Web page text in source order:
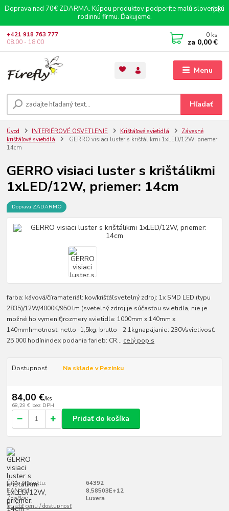
Doprava nad 70€ ZDARMA. Kúpou produktov podporíte malú slovenskú
rodinnú firmu. Ďakujeme.
Menu
Hľadať
+421 918 763 777
08.00 - 18.00
0 ks
za 0,00 €
Úvod INTERIÉROVÉ OSVETLENIE Krištáľové svietidlá
Závesné
krištáľové svietidlá
GERRO visiaci luster s krištálikmi 1xLED/12W, priemer:
14cm
GERRO visiaci luster s krištálikmi
1xLED/12W, priemer: 14cm
Doprava ZADARMO
farba: kávová/číramateriál: kov/krišťáľsvetelný zdroj: 1x SMD LED (typu
2835)/12W/4000K/950 lm (svetelný zdroj je súčasťou svietidla, nie je
možné ho vymeniť)rozmery svietidla: 1000mm x 140mm x
140mmhmotnosť: netto -1,5kg, brutto - 2,1kgnapájanie: 230Vsvietivosť:
25 000 hodínindex podania farieb: CR... celý popis
Dostupnosť Na sklade v Pezinku
84,00 €/ks
68,29 € bez DPH
Pridať do košíka
Číslo produktu:
64392
EAN kód:
8,58503E+12
Značka:
Luxera
Strážiť cenu / dostupnosť